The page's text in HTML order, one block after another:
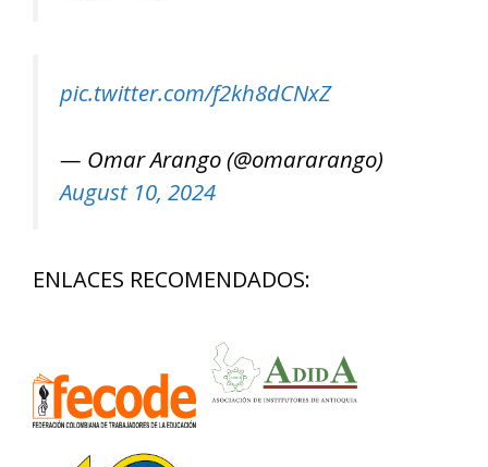
pic.twitter.com/f2kh8dCNxZ
— Omar Arango (@omararango)
August 10, 2024
ENLACES RECOMENDADOS: